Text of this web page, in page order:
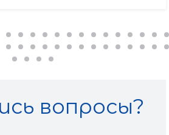
вопросы?